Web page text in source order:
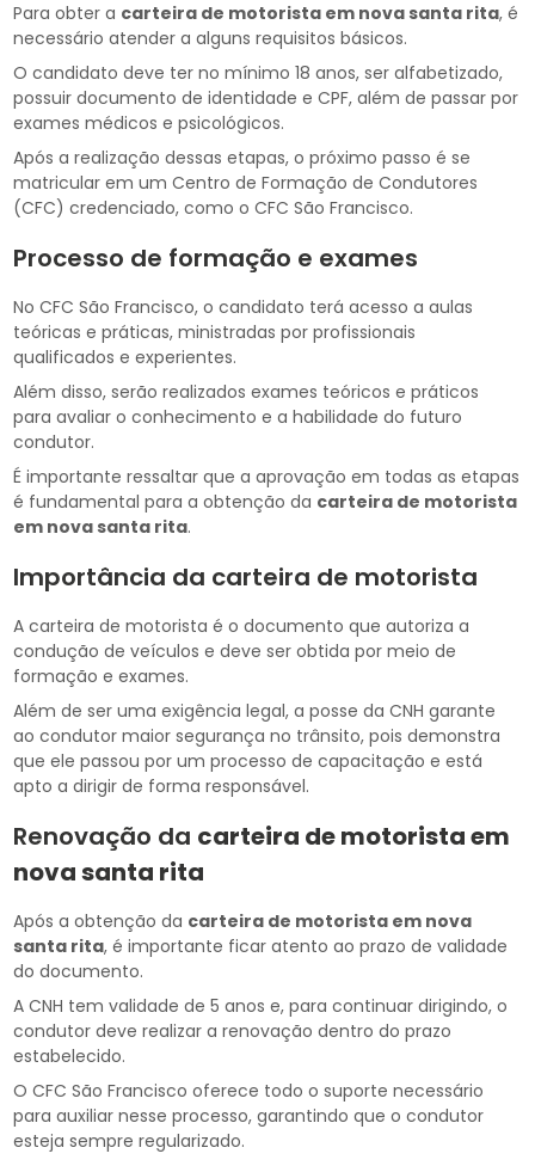
Para obter a carteira de motorista em nova santa rita, é
necessário atender a alguns requisitos básicos.
O candidato deve ter no mínimo 18 anos, ser alfabetizado,
possuir documento de identidade e CPF, além de passar por
exames médicos e psicológicos.
Após a realização dessas etapas, o próximo passo é se
matricular em um Centro de Formação de Condutores
(CFC) credenciado, como o CFC São Francisco.
Processo de formação e exames
No CFC São Francisco, o candidato terá acesso a aulas
teóricas e práticas, ministradas por profissionais
qualificados e experientes.
Além disso, serão realizados exames teóricos e práticos
para avaliar o conhecimento e a habilidade do futuro
condutor.
É importante ressaltar que a aprovação em todas as etapas
é fundamental para a obtenção da carteira de motorista
em nova santa rita.
Importância da carteira de motorista
A carteira de motorista é o documento que autoriza a
condução de veículos e deve ser obtida por meio de
formação e exames.
Além de ser uma exigência legal, a posse da CNH garante
ao condutor maior segurança no trânsito, pois demonstra
que ele passou por um processo de capacitação e está
apto a dirigir de forma responsável.
Renovação da carteira de motorista em
nova santa rita
Após a obtenção da carteira de motorista em nova
santa rita, é importante ficar atento ao prazo de validade
do documento.
A CNH tem validade de 5 anos e, para continuar dirigindo, o
condutor deve realizar a renovação dentro do prazo
estabelecido.
O CFC São Francisco oferece todo o suporte necessário
para auxiliar nesse processo, garantindo que o condutor
esteja sempre regularizado.